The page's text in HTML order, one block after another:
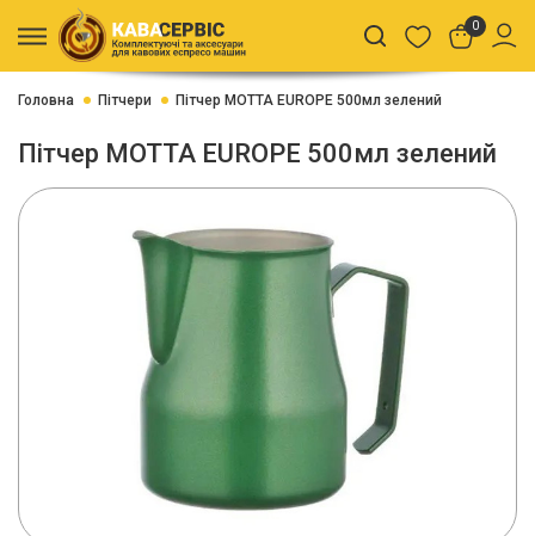
0
Головна Пітчери Пітчер MOTTA EUROPE 500мл зелений
Пітчер MOTTA EUROPE 500мл зелений